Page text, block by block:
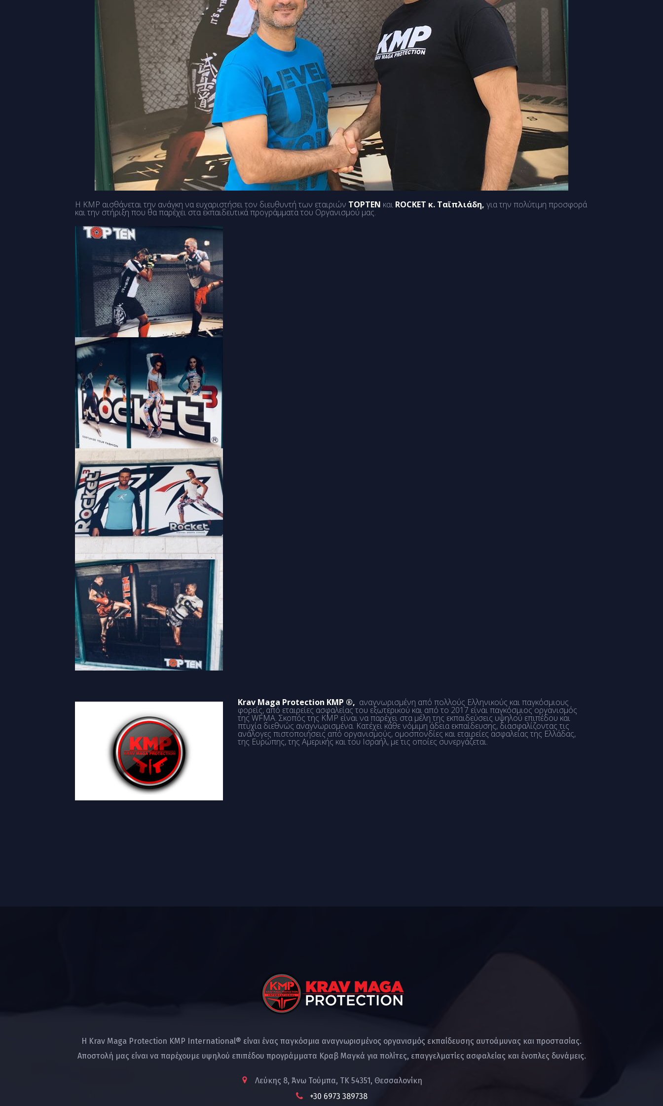
Η KMP αισθάνεται την ανάγκη να ευχαριστήσει τον διευθυντή των εταιριών TOPTEN και ROCKET κ. Ταϊπλιάδη, για την πολύτιμη προσφορά
και την στήριξη που θα παρέχει στα εκπαιδευτικά προγράμματα του Οργανισμού μας.
Krav Maga Protection KMP ®, αναγνωρισμένη από πολλούς Ελληνικούς και παγκόσμιους
φορείς, από εταιρείες ασφαλείας του εξωτερικού και από το 2017 είναι παγκόσμιος οργανισμός
της WFMA. Σκοπός της KMP είναι να παρέχει στα μέλη της εκπαιδεύσεις υψηλού επιπέδου και
πτυχία διεθνώς αναγνωρισμένα. Κατέχει κάθε νόμιμη άδεια εκπαίδευσης, διασφαλίζοντας τις
ανάλογες πιστοποιήσεις από οργανισμούς, ομοσπονδίες και εταιρείες ασφαλείας της Ελλάδας,
της Ευρώπης, της Αμερικής και του Ισραήλ, με τις οποίες συνεργάζεται.
Η Krav Maga Protection KMP International® είναι ένας παγκόσμια αναγνωρισμένος οργανισμός εκπαίδευσης αυτοάμυνας και προστασίας.
Αποστολή μας είναι να παρέχουμε υψηλού επιπέδου προγράμματα Κραβ Μαγκά για πολίτες, επαγγελματίες ασφαλείας και ένοπλες δυνάμεις.
Λεύκης 8, Άνω Τούμπα, ΤΚ 54351, Θεσσαλονίκη
+30 6973 389738